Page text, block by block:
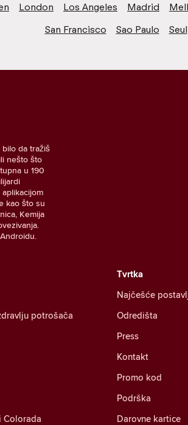
London Los Angeles Madrid
San Francisco
Sao Paulo Seul
da tražiš
nešto što
u 190
kao što su
Kemija
potrošača
Colorada
Tvrtka
Najčešće
Odredišta
Press
Kontakt
Promo kod
Podrška
Darovne kartice